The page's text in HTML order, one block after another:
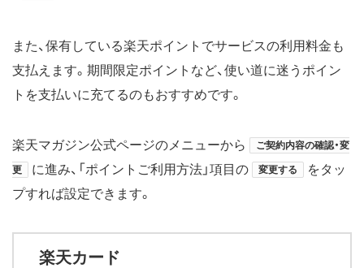
また、保有している楽天ポイントでサービスの利用料金も
支払えます。期間限定ポイントなど、使い道に迷うポイン
トを支払いに充てるのもおすすめです。
楽天マガジン公式ページのメニューから ご契約内容の確認・変
更 に進み、「ポイントご利用方法」項目の 変更する
をタッ
プすれば設定できます。
楽天カード